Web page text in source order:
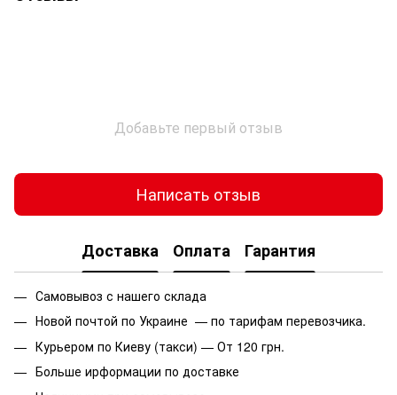
Добавьте первый отзыв
Написать отзыв
Доставка Оплата Гарантия
Самовывоз с нашего склада
Новой почтой по Украине — по тарифам перевозчика.
Курьером по Киеву (такси) — От 120 грн.
Больше ирформации по доставке